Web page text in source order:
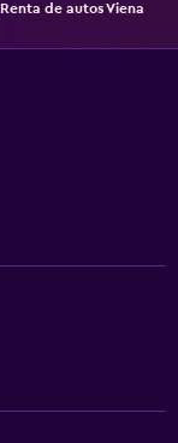
Renta de autos Viena